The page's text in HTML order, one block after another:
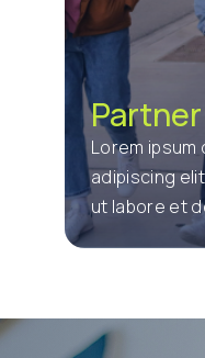
Lorem
adipiscing
ut labore et